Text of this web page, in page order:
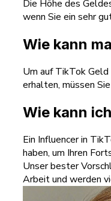
Die Höhe des
wenn Sie ein sehr
Wie kann
Um auf TikTok
erhalten, müssen
Wie kann
Ein Influencer in
haben, um Ihren
Unser bester
Arbeit und werden